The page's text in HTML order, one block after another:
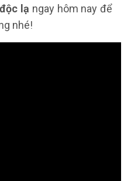
lạ ngay hôm nay để
nhé!